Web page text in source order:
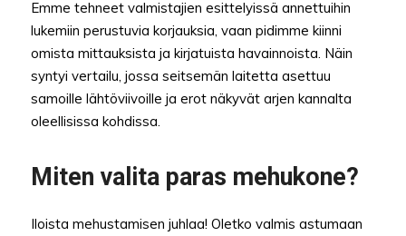
Emme tehneet valmistajien esittelyissä annettuihin
lukemiin perustuvia korjauksia, vaan pidimme kiinni
omista mittauksista ja kirjatuista havainnoista. Näin
syntyi vertailu, jossa seitsemän laitetta asettuu
samoille lähtöviivoille ja erot näkyvät arjen kannalta
oleellisissa kohdissa.
Miten valita paras mehukone?
Iloista mehustamisen juhlaa! Oletko valmis astumaan